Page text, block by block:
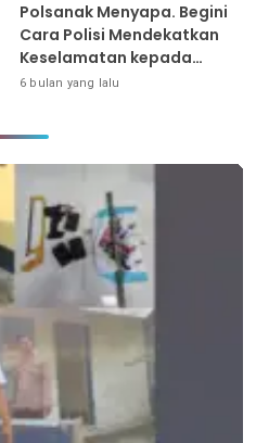
Polsanak Menyapa. Begini
Cara Polisi Mendekatkan
Keselamatan kepada
Generasi Sejak Usia Dini
6 bulan yang lalu